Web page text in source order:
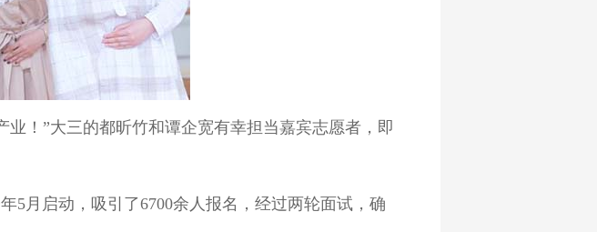
！”大三的都昕竹和谭企宽有幸担当嘉宾志愿者，即
启动，吸引了6700余人报名，经过两轮面试，确